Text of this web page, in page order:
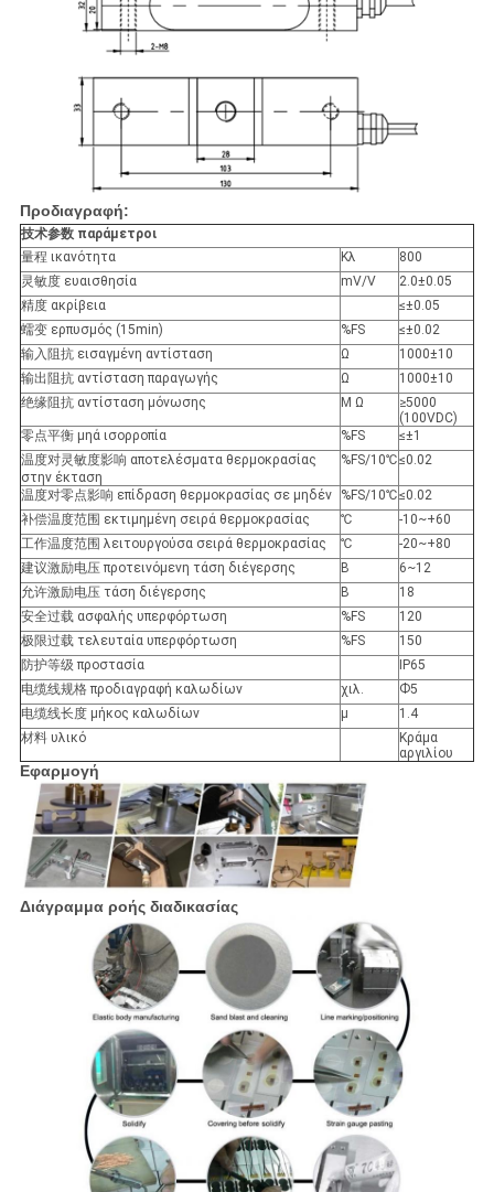
Προδιαγραφή:
技术参数 παράμετροι
量程 ικανότητα
Κλ
800
灵敏度 ευαισθησία
mV/V
2.0±0.05
精度 ακρίβεια
≤±0.05
蠕变 ερπυσμός (15min)
%FS
≤±0.02
输入阻抗 εισαγμένη αντίσταση
Ω
1000±10
输出阻抗 αντίσταση παραγωγής
Ω
1000±10
绝缘阻抗 αντίσταση μόνωσης
Μ Ω
≥5000
(100VDC)
零点平衡 μηά ισορροπία
%FS
≤±1
温度对灵敏度影响 αποτελέσματα θερμοκρασίας
στην έκταση
%FS/10℃≤0.02
温度对零点影响 επίδραση θερμοκρασίας σε μηδέν %FS/10℃≤0.02
补偿温度范围 εκτιμημένη σειρά θερμοκρασίας
℃
-10~+60
工作温度范围 λειτουργούσα σειρά θερμοκρασίας
℃
-20~+80
建议激励电压 προτεινόμενη τάση διέγερσης
Β
6~12
允许激励电压 τάση διέγερσης
Β
18
安全过载 ασφαλής υπερφόρτωση
%FS
120
极限过载 τελευταία υπερφόρτωση
%FS
150
防护等级 προστασία
IP65
电缆线规格 προδιαγραφή καλωδίων
χιλ.
Ф5
电缆线长度 μήκος καλωδίων
μ
1.4
材料 υλικό
Κράμα
αργιλίου
Εφαρμογή
Διάγραμμα ροής διαδικασίας